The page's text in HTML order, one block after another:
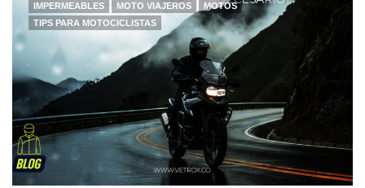
IMPERMEABLES
MOTO VIAJEROS
MOTOS
TIPS PARA MOTOCICLISTAS